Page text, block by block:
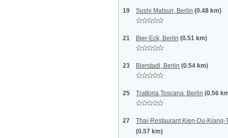
19 Sushi Matsuri, Berlin (0.48 km)
21 Bier-Eck, Berlin (0.51 km)
23 Bierstadl, Berlin (0.54 km)
25 Trattoria Toscana, Berlin (0.56
27
Thai-Restaurant Kien-Du-
(0.57 km)